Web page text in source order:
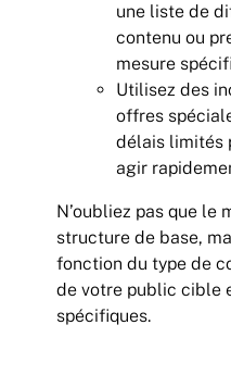
une liste de
contenu ou
mesure
Utilisez des
offres
délais limités
agir
N’oubliez pas que le
structure de base,
fonction du type de
de votre public cible
spécifiques.